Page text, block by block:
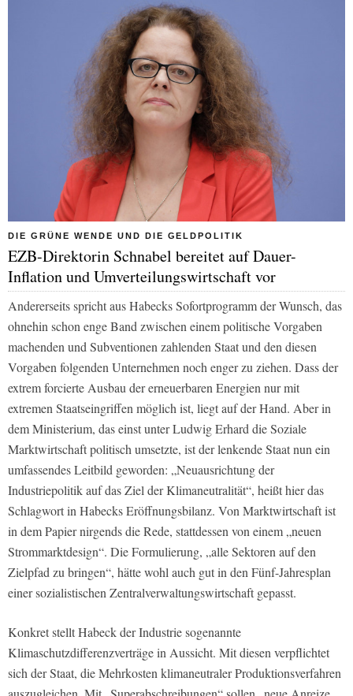
DIE GRÜNE WENDE UND DIE GELDPOLITIK
EZB-Direktorin Schnabel bereitet auf Dauer-
Inflation und Umverteilungswirtschaft vor
Andererseits spricht aus Habecks Sofortprogramm der Wunsch, das
ohnehin schon enge Band zwischen einem politische Vorgaben
machenden und Subventionen zahlenden Staat und den diesen
Vorgaben folgenden Unternehmen noch enger zu ziehen. Dass der
extrem forcierte Ausbau der erneuerbaren Energien nur mit
extremen Staatseingriffen möglich ist, liegt auf der Hand. Aber in
dem Ministerium, das einst unter Ludwig Erhard die Soziale
Marktwirtschaft politisch umsetzte, ist der lenkende Staat nun ein
umfassendes Leitbild geworden: „Neuausrichtung der
Industriepolitik auf das Ziel der Klimaneutralität“, heißt hier das
Schlagwort in Habecks Eröffnungsbilanz. Von Marktwirtschaft ist
in dem Papier nirgends die Rede, stattdessen von einem „neuen
Strommarktdesign“. Die Formulierung, „alle Sektoren auf den
Zielpfad zu bringen“, hätte wohl auch gut in den Fünf-Jahresplan
einer sozialistischen Zentralverwaltungswirtschaft gepasst.
Konkret stellt Habeck der Industrie sogenannte
Klimaschutzdifferenzverträge in Aussicht. Mit diesen verpflichtet
sich der Staat, die Mehrkosten klimaneutraler Produktionsverfahren